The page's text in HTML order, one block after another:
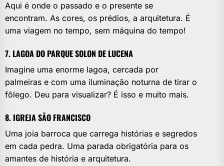
Aqui é onde o passado e o presente se
encontram. As cores, os prédios, a arquitetura. É
uma viagem no tempo, sem máquina do tempo!
7. LAGOA DO PARQUE SOLON DE LUCENA
Imagine uma enorme lagoa, cercada por
palmeiras e com uma iluminação noturna de tirar o
fôlego. Deu para visualizar? É isso e muito mais.
8. IGREJA SÃO FRANCISCO
Uma joia barroca que carrega histórias e segredos
em cada pedra. Uma parada obrigatória para os
amantes de história e arquitetura.